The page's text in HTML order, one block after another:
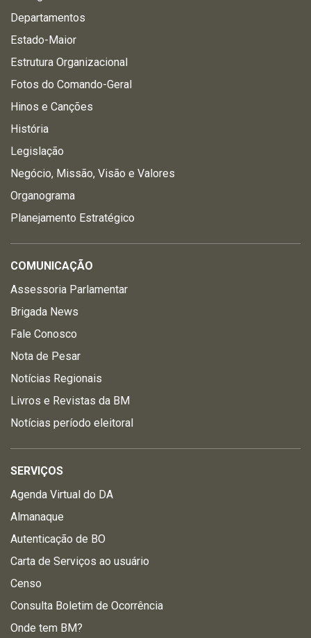
Departamentos
Estado-Maior
Estrutura Organizacional
Fotos do Comando-Geral
Hinos e Canções
História
Legislação
Negócio, Missão, Visão e Valores
Organograma
Planejamento Estratégico
COMUNICAÇÃO
Assessoria Parlamentar
Brigada News
Fale Conosco
Nota de Pesar
Notícias Regionais
Livros e Revistas da BM
Notícias período eleitoral
SERVIÇOS
Agenda Virtual do DA
Almanaque
Autenticação de BO
Carta de Serviços ao usuário
Censo
Consulta Boletim de Ocorrência
Onde tem BM?